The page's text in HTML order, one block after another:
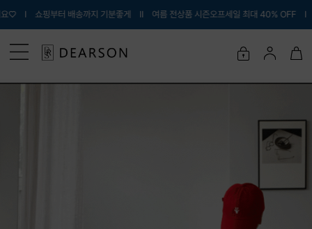
까지 기분좋게 ΙΙ 여름 전상품 시즌오프세일 최대 40% OFF Ι 내아이에게 입힐